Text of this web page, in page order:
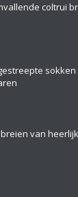
coltrui
van